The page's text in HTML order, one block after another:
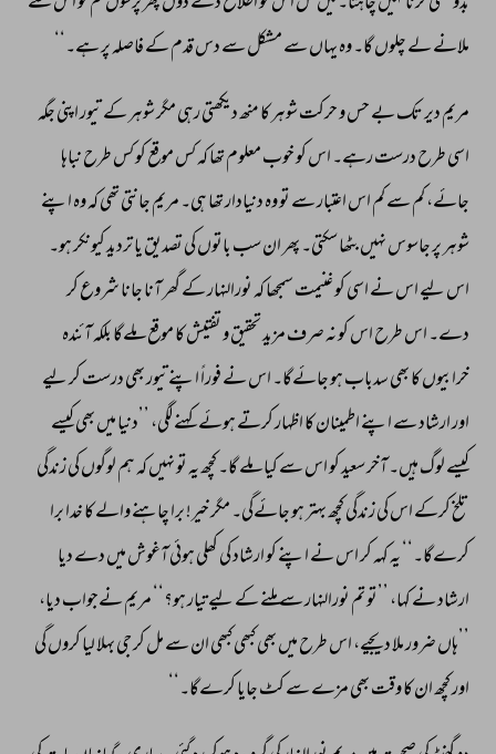
ملانے لے چلوں گا۔ وہ یہاں سے مشکل سے دس قدم کے فاصلہ پر ہے۔‘‘
مریم دیر تک بے حس و حرکت شوہر کا منھ دیکھتی رہی مگر شوہر کے تیور اپنی جگہ
اسی طرح درست رہے۔ اس کو خوب معلوم تھا کہ کس موقع کو کس طرح نباہا
جائے، کم سے کم اس اعتبار سے تو وہ دنیادار تھا ہی۔ مریم جانتی تھی کہ وہ اپنے
شوہر پر جاسوس نہیں بٹھا سکتی۔ پھر ان سب باتوں کی تصدیق یا تردید کیونکر ہو۔
اس لیے اس نے اسی کو غنیمت سمجھا کہ نورالنہار کے گھر آنا جانا شروع کر
دے۔ اس طرح اس کو نہ صرف مزید تحقیق و تفتیش کا موقع ملےگا بلکہ آئندہ
خرابیوں کا بھی سدباب ہو جائےگا۔ اس نے فوراً اپنےتیور بھی درست کر لیے
اور ارشاد سے اپنے اطمینان کا اظہار کرتے ہوئے کہنے لگی، ’’دنیا میں بھی کیسے
کیسے لوگ ہیں۔ آخر سعید کو اس سے کیا ملے گا۔ کچھ یہ تو نہیں کہ ہم لوگوں کی زندگی
تلخ کرکے اس کی زندگی کچھ بہتر ہو جائےگی۔ مگر خیر! برا چاہنے والے کا خدا برا
کرےگا۔‘‘ یہ کہہ کر اس نے اپنے کو ارشاد کی کھلی ہوئی آغوش میں دے دیا
ارشاد نے کہا، ’’تو تم نورالنہار سے ملنے کے لیے تیار ہو؟‘‘ مریم نےجواب دیا،
’’ہاں ضرور ملا دیجیے، اس طرح میں بھی کبھی کبھی ان سے مل کر جی بہلا لیا کروں گی
اور کچھ ان کا وقت بھی مزے سے کٹ جایا کرےگا۔‘‘